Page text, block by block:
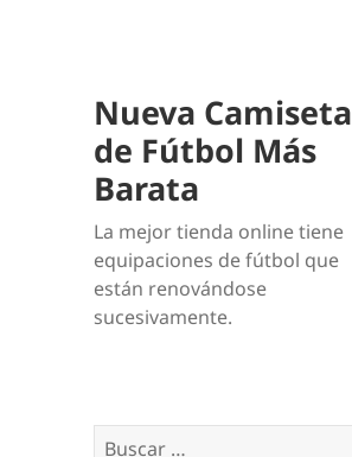
Nueva Camiseta
de Fútbol Más
Barata
La mejor tienda online tiene
equipaciones de fútbol que
están renovándose
sucesivamente.
Buscar: